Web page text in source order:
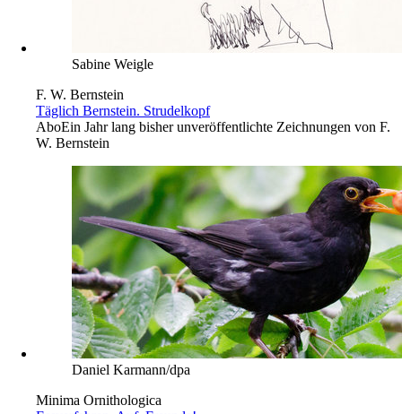
Sabine Weigle
F. W. Bernstein
Täglich Bernstein. Strudelkopf
AboEin Jahr lang bisher unveröffentlichte Zeichnungen von F.
W. Bernstein
Daniel Karmann/dpa
Minima Ornithologica